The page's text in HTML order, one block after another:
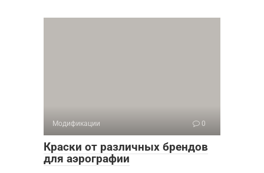
Модификации 0
Краски от различных брендов
для аэрографии